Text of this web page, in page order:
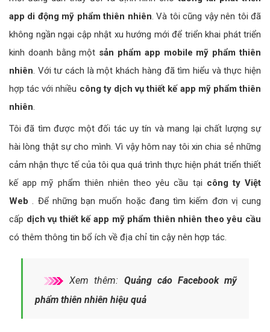
app di động mỹ phẩm thiên nhiên . Và tôi cũng vậy nên tôi đã
không ngần ngại cập nhật xu hướng mới để triển khai phát triển
kinh doanh bằng một sản phẩm app mobile mỹ phẩm thiên
nhiên . Với tư cách là một khách hàng đã tìm hiểu và thực hiện
hợp tác với nhiều công ty dịch vụ thiết kế app mỹ phẩm thiên
nhiên
Tôi đã tìm được một đối tác uy tín và mang lại chất lượng sự
hài lòng thật sự cho mình. Vì vậy hôm nay tôi xin chia sẻ những
cảm nhận thực tế của tôi qua quá trình thực hiện phát triển thiết
kế app mỹ phẩm thiên nhiên theo yêu cầu tại công ty Việt
Web . Để những bạn muốn hoặc đang tìm kiếm đơn vị cung
cấp dịch vụ thiết kế app mỹ phẩm thiên nhiên theo yêu cầu
có thêm thông tin bổ ích về địa chỉ tin cậy nên hợp tác.
Xem thêm: Quảng cáo Facebook mỹ
phẩm thiên nhiên hiệu quả